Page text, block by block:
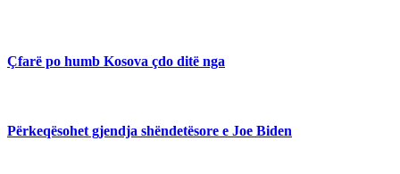
Çfarë po humb Kosova çdo ditë nga
Përkeqësohet gjendja shëndetësore e Joe Biden